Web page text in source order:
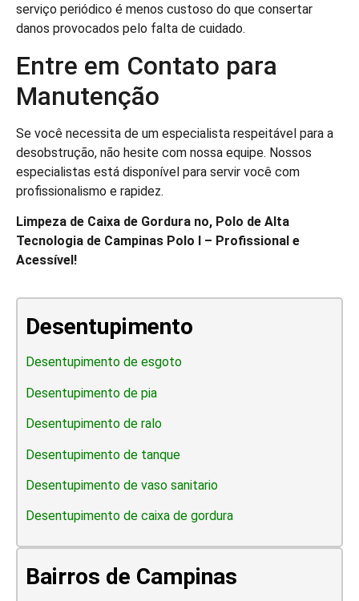
serviço periódico é menos custoso do que consertar
danos provocados pelo falta de cuidado.
Entre em Contato para
Manutenção
Se você necessita de um especialista respeitável para a
desobstrução, não hesite com nossa equipe. Nossos
especialistas está disponível para servir você com
profissionalismo e rapidez.
Limpeza de Caixa de Gordura no, Polo de Alta
Tecnologia de Campinas Polo I – Profissional e
Acessível!
Desentupimento
Desentupimento de esgoto
Desentupimento de pia
Desentupimento de ralo
Desentupimento de tanque
Desentupimento de vaso sanitario
Desentupimento de caixa de gordura
Bairros de Campinas